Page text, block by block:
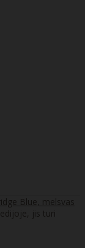
Blue, melsvas
jis turi